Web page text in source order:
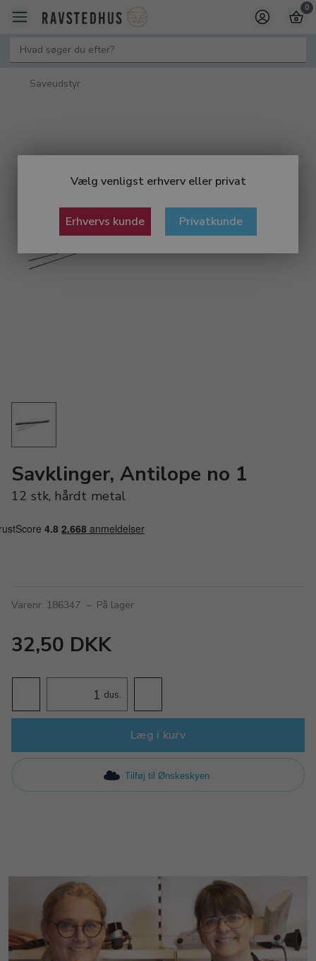
Vælg venligst erhverv eller privat
Erhvervs kunde Privatkunde
0
Saveudstyr
Savklinger, Antilope no 1
12 stk, hårdt metal
Varenr. 186347 – På lager
32,50 DKK
dus.
Læg i kurv
Tilføj til Ønskeskyen